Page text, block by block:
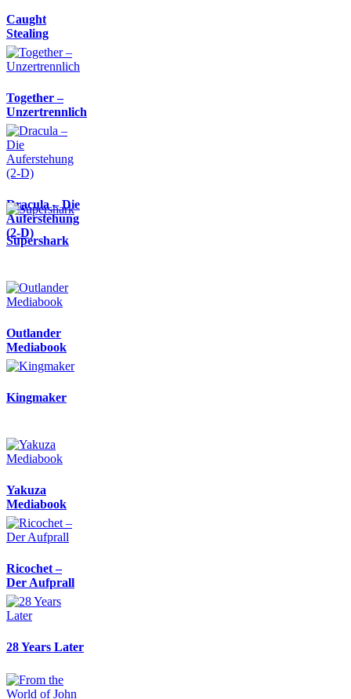
Caught
Stealing
Together –
Unzertrennlich
Dracula – Die
Auferstehung
(2-D)
Supershark
Outlander
Mediabook
Kingmaker
Yakuza
Mediabook
Ricochet –
Der Aufprall
28 Years Later